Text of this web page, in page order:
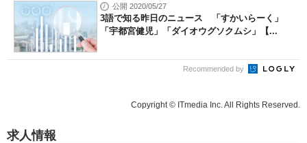
公開 2020/05/27
3語で知る昨日のニュース 「すかいらーく」
「宇都宮健児」「ダイオウグソクムシ」【...
Recommended by
Copyright © ITmedia Inc. All Rights Reserved.
求人情報